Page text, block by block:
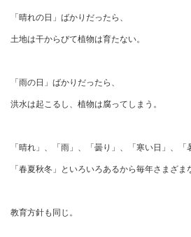
「晴れの日」ばかりだったら、
土地は干からびて植物は育たない。
「雨の日」ばかりだったら、
洪水は起こるし、植物は腐ってしまう。
「晴れ」、「雨」、「曇り」、「寒い日」、「
「春夏秋冬」といろいろあるから毎年さまざま
教育方針も同じ。